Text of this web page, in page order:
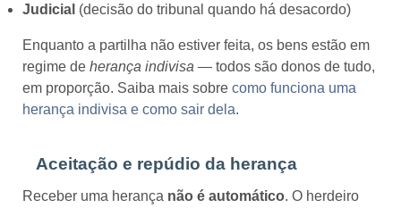
Judicial (decisão do tribunal quando há desacordo)
Enquanto a partilha não estiver feita, os bens estão em
regime de herança indivisa — todos são donos de tudo,
em proporção. Saiba mais sobre como funciona uma
herança indivisa e como sair dela.
Aceitação e repúdio da herança
Receber uma herança não é automático. O herdeiro